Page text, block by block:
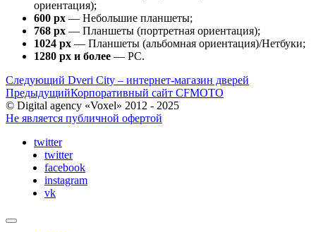
ориентация);
600 px — Небольшие планшеты;
768 px — Планшеты (портретная ориентация);
1024 px — Планшеты (альбомная ориентация)/Нетбуки;
1280 px и более — PC.
Следующий Dveri City – интернет-магазин дверей
ПредыдущийКорпоративный сайт CFMOTO
© Digital agency «Voxel» 2012 - 2025
Не является публичной офертой
twitter
twitter
facebook
instagram
vk